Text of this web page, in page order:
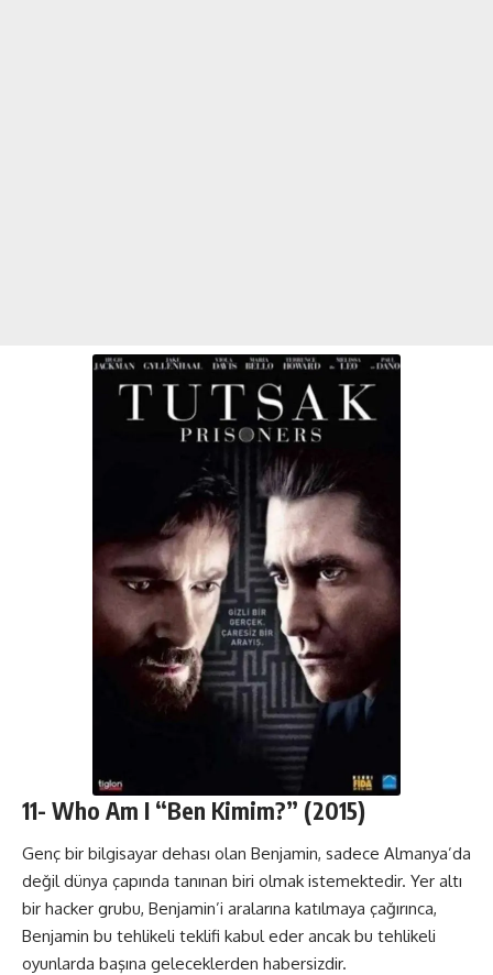
11- Who Am I “Ben Kimim?” (2015)
Genç bir bilgisayar dehası olan Benjamin, sadece Almanya’da
değil dünya çapında tanınan biri olmak istemektedir. Yer altı
bir hacker grubu, Benjamin’i aralarına katılmaya çağırınca,
Benjamin bu tehlikeli teklifi kabul eder ancak bu tehlikeli
oyunlarda başına geleceklerden habersizdir.